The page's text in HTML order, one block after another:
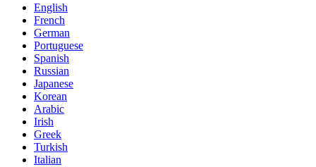
English
French
German
Portuguese
Spanish
Russian
Japanese
Korean
Arabic
Irish
Greek
Turkish
Italian